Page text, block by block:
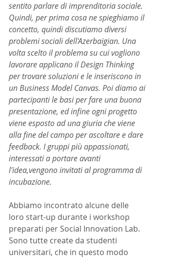
sentito parlare di imprenditoria sociale.
Quindi, per prima cosa ne spieghiamo il
concetto, quindi discutiamo diversi
problemi sociali dell'Azerbaigian. Una
volta scelto il problema su cui vogliono
lavorare applicano il Design Thinking
per trovare soluzioni e le inseriscono in
un Business Model Canvas. Poi diamo ai
partecipanti le basi per fare una buona
presentazione, ed infine ogni progetto
viene esposto ad una giuria che viene
alla fine del campo per ascoltare e dare
feedback. I gruppi più appassionati,
interessati a portare avanti
l'idea,vengono invitati al programma di
incubazione.
Abbiamo incontrato alcune delle
loro start-up durante i workshop
preparati per Social Innovation Lab.
Sono tutte create da studenti
universitari, che in questo modo